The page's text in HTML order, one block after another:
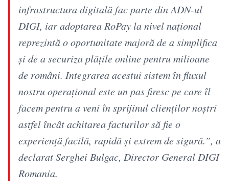
infrastructura digitală fac parte din ADN-ul
DIGI, iar adoptarea RoPay la nivel național
reprezintă o oportunitate majoră de a simplifica
și de a securiza plățile online pentru milioane
de români. Integrarea acestui sistem în fluxul
nostru operațional este un pas firesc pe care îl
facem pentru a veni în sprijinul clienților noștri
astfel încât achitarea facturilor să fie o
experiență facilă, rapidă și extrem de sigură.”, a
declarat Serghei Bulgac, Director General DIGI
Romania.